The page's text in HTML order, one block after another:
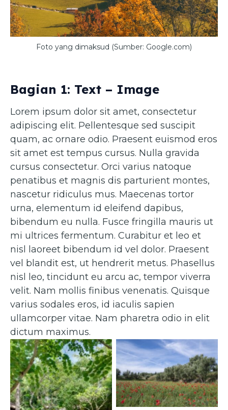
Foto yang dimaksud (Sumber: Google.com)
Bagian 1: Text – Image
Lorem ipsum dolor sit amet, consectetur
adipiscing elit. Pellentesque sed suscipit
quam, ac ornare odio. Praesent euismod eros
sit amet est tempus cursus. Nulla gravida
cursus consectetur. Orci varius natoque
penatibus et magnis dis parturient montes,
nascetur ridiculus mus. Maecenas tortor
urna, elementum id eleifend dapibus,
bibendum eu nulla. Fusce fringilla mauris ut
mi ultrices fermentum. Curabitur et leo et
nisl laoreet bibendum id vel dolor. Praesent
vel blandit est, ut hendrerit metus. Phasellus
nisl leo, tincidunt eu arcu ac, tempor viverra
velit. Nam mollis finibus venenatis. Quisque
varius sodales eros, id iaculis sapien
ullamcorper vitae. Nam pharetra odio in elit
dictum maximus.
Caption 2